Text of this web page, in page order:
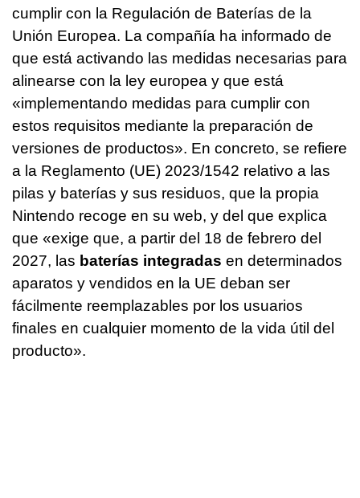
cumplir con la Regulación de Baterías de la
Unión Europea. La compañía ha informado de
que está activando las medidas necesarias para
alinearse con la ley europea y que está
«implementando medidas para cumplir con
estos requisitos mediante la preparación de
versiones de productos». En concreto, se refiere
a la Reglamento (UE) 2023/1542 relativo a las
pilas y baterías y sus residuos, que la propia
Nintendo recoge en su web, y del que explica
que «exige que, a partir del 18 de febrero del
2027, las baterías integradas en determinados
aparatos y vendidos en la UE deban ser
fácilmente reemplazables por los usuarios
finales en cualquier momento de la vida útil del
producto».